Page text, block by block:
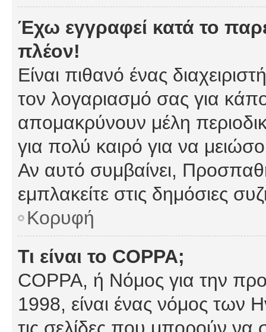
Έχω εγγραφεί κατά το
πλέον!
Είναι πιθανό ένας
τον λογαριασμό σας για
απομακρύνουν μέλη
για πολύ καιρό για να
Αν αυτό συμβαίνει,
εμπλακείτε στις δημόσιες
Κορυφή
Τι είναι το COPPA;
COPPA, ή Νόμος για την
1998, είναι ένας νόμος των